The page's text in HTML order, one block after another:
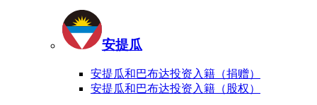
安提瓜
安提瓜和巴布达投资入籍（捐赠）
安提瓜和巴布达投资入籍（股权）